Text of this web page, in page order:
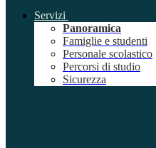
Servizi
Panoramica
Famiglie e studenti
Personale scolastico
Percorsi di studio
Sicurezza